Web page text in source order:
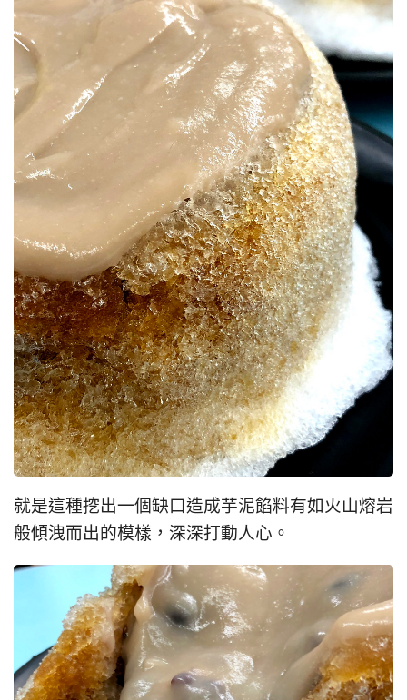
就是這種挖出一個缺口造成芋泥餡料有如火山熔岩
般傾洩而出的模樣，深深打動人心。